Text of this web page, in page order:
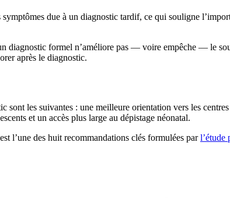
due à un diagnostic tardif, ce qui souligne
diagnostic formel n’améliore pas — voire empêche — le
après le diagnostic.
les suivantes : une meilleure orientation vers les
et un accès plus large au dépistage néonatal.
l’une des huit recommandations clés formulées parl’étude